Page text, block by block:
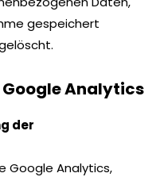
gespeichert
Analytics
der
Google Analytics,